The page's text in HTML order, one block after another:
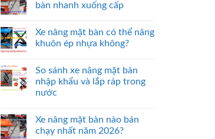
bàn nhanh xuống cấp
Xe nâng mặt bàn có thể nâng
khuôn ép nhựa không?
So sánh xe nâng mặt bàn
nhập khẩu và lắp ráp trong
nước
Xe nâng mặt bàn nào bán
chạy nhất năm 2026?